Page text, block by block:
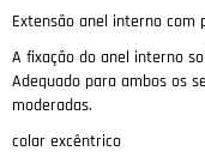
Extensão anel interno com
A fixação do anel interno
Adequado para ambos os
moderadas.
colar excêntrico